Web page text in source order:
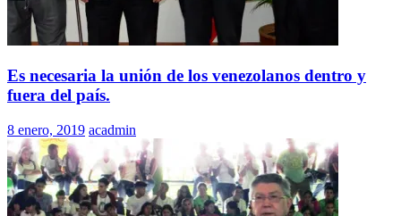
Es necesaria la unión de los venezolanos dentro y
fuera del país.
8 enero, 2019 acadmin